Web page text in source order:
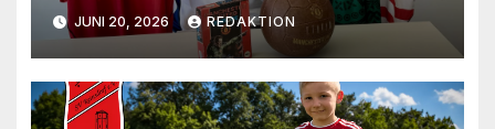
JUNI 20, 2026 REDAKTION